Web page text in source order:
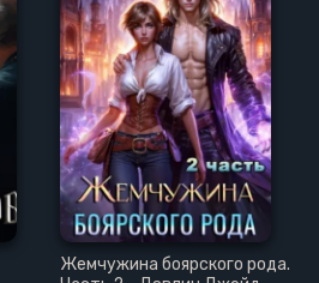
Жемчужина боярского рода.